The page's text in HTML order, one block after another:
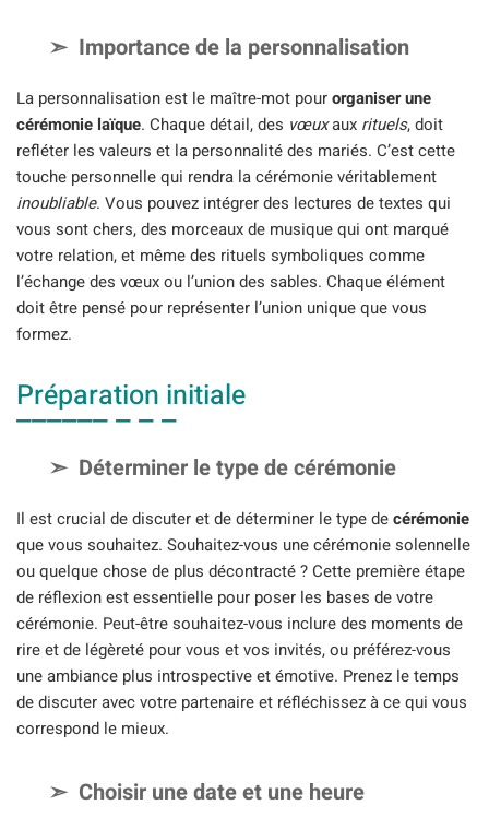
Importance de la personnalisation
La personnalisation est le maître-mot pourorganiser une
cérémonie laïque. Chaque détail, des vœuxaux rituels, doit
refléter les valeurs et la personnalité des mariés. C’est cette
touche personnelle qui rendra la cérémonie véritablement
inoubliable. Vous pouvez intégrer des lectures de textes qui
vous sont chers, des morceaux de musique qui ont marqué
votre relation, et même des rituels symboliques comme
l’échange des vœux ou l’union des sables. Chaque élément
doit être pensé pour représenter l’union unique que vous
formez.
Préparation initiale
Déterminer le type de cérémonie
Il est crucial de discuter et de déterminer le type decérémonie
que vous souhaitez. Souhaitez-vous une cérémonie solennelle
ou quelque chose de plus décontracté ? Cette première étape
de réflexion est essentielle pour poser les bases de votre
cérémonie. Peut-être souhaitez-vous inclure des moments de
rire et de légèreté pour vous et vos invités, ou préférez-vous
une ambiance plus introspective et émotive. Prenez le temps
de discuter avec votre partenaire et réfléchissez à ce qui vous
correspond le mieux.
Choisir une date et une heure